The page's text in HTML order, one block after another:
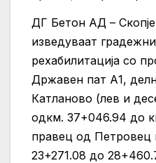
ДГ Бетон АД –
изведуваат
рехабилитација со
Државен пат А1,
Катланово (лев и
одкм. 37+046.94 до
правец од Петровец
23+271.08 до